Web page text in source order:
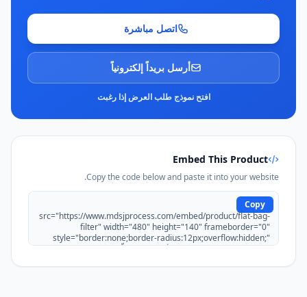
اتصل مباشرة
أرسل بريداً إلكترونياً
افتح نموذج طلب العرض إذا رغبت
Embed This Product
Copy the code below and paste it into your website.
Copy